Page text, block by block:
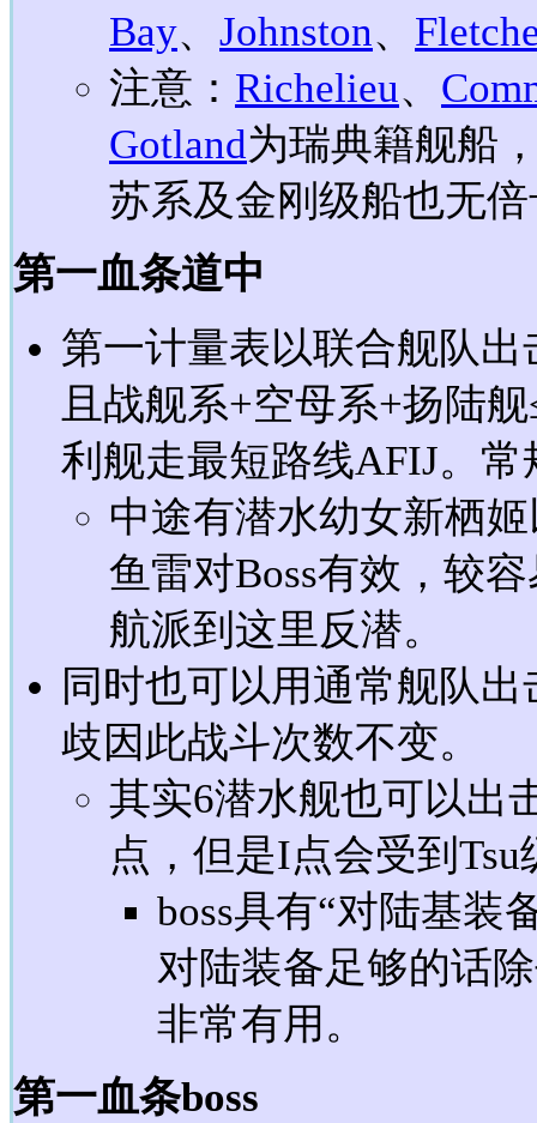
Bay、 Johnston、
注意： Richelieu、
Gotland为瑞典籍舰船
苏系及金刚级船也无
第一血条道中
第一计量表以联合舰队
且战舰系+空母系+扬陆
利舰走最短路线AFIJ。
中途有潜水幼女新栖
鱼雷对Boss有效，较
航派到这里反潜。
同时也可以用通常舰队
歧因此战斗次数不变。
其实6潜水舰也可以出
点，但是I点会受到
boss具有“对陆基装
对陆装备足够的话
非常有用。
第一血条boss